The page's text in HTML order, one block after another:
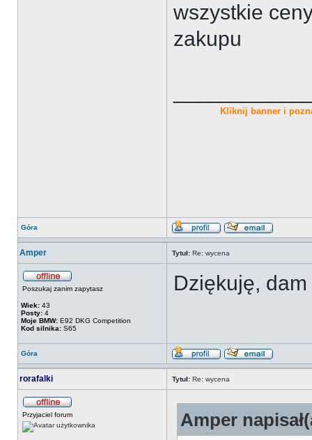
wszystkie
zakupu
Kliknij banner i
Góra
Amper Tytuł: Re: wycena
Poszukaj zanim zapytasz
Wiek: 43
Posty: 4
Moje BMW: E92 DKG Competition
Kod silnika: S65
Dziękuję,
Góra
rorafalki Tytuł: Re: wycena
Przyjaciel forum Amper